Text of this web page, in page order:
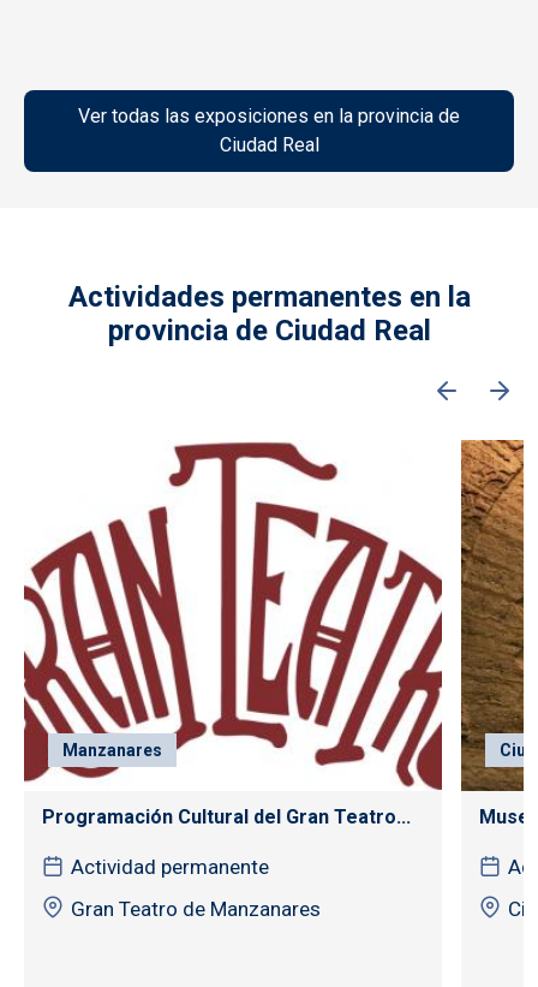
Ver todas las exposiciones en la provincia de
Ciudad Real
Actividades permanentes en la
provincia de Ciudad Real
Manzanares
Programación Cultural del Gran Teatro...
Actividad permanente
Gran Teatro de Manzanares